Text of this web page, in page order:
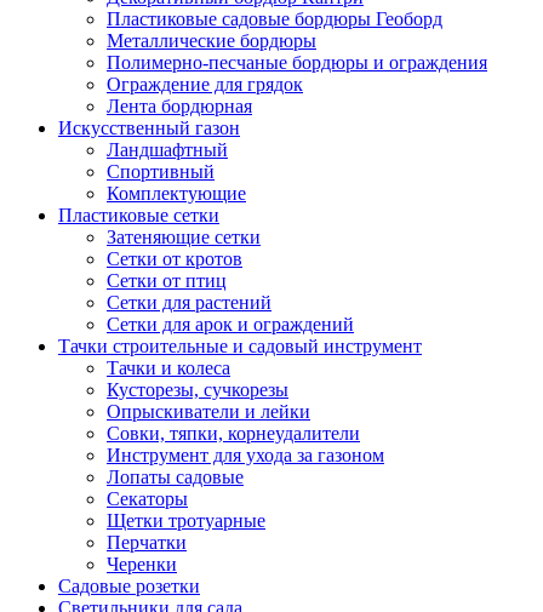
Пластиковые садовые бордюры Геоборд
Металлические бордюры
Полимерно-песчаные бордюры и ограждения
Ограждение для грядок
Лента бордюрная
Искусственный газон
Ландшафтный
Спортивный
Комплектующие
Пластиковые сетки
Затеняющие сетки
Сетки от кротов
Сетки от птиц
Сетки для растений
Сетки для арок и ограждений
Тачки строительные и садовый инструмент
Тачки и колеса
Кусторезы, сучкорезы
Опрыскиватели и лейки
Совки, тяпки, корнеудалители
Инструмент для ухода за газоном
Лопаты садовые
Секаторы
Щетки тротуарные
Перчатки
Черенки
Садовые розетки
Светильники для сада